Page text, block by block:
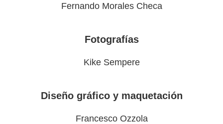
Fernando Morales Checa
Fotografías
Kike Sempere
Diseño gráfico y maquetación
Francesco Ozzola